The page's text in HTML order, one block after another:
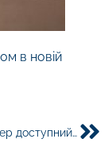
в новій
ChatGPT тепер доступний в Україні! Наша кафедра звернула на це увагу і спитала у ChatGPT, що він знає про нас